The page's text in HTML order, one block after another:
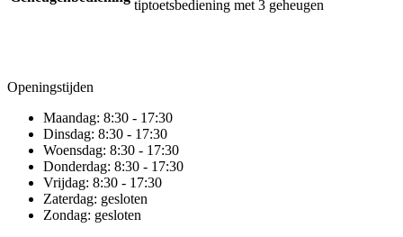
tiptoetsbediening met 3 geheugen
Openingstijden
Maandag: 8:30 - 17:30
Dinsdag: 8:30 - 17:30
Woensdag: 8:30 - 17:30
Donderdag: 8:30 - 17:30
Vrijdag: 8:30 - 17:30
Zaterdag: gesloten
Zondag: gesloten